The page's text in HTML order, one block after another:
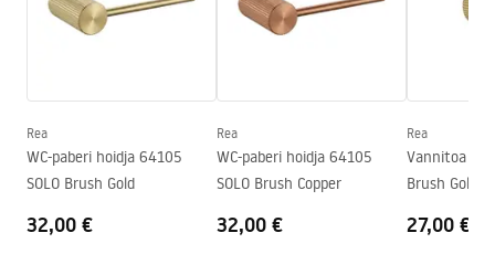
Sügavus
52mm
Rea
WC-paberi hoidja 64105
SOLO Brush Gold
32,00 €
Rea
WC-paberi hoidja 64105
SOLO Brush Copper
32,00 €
Rea
Vannitoa
Brush Gold
27,00 €